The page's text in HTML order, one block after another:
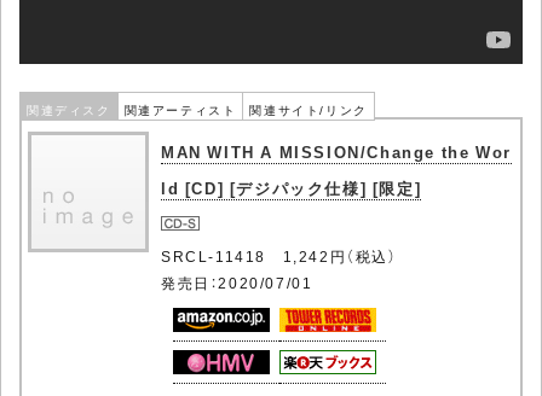
関連ディスク 関連アーティスト 関連サイト/リンク
MAN WITH A MISSION/Change the Wor
ld [CD] [デジパック仕様] [限定]
SRCL-11418 1,242円（税込）
発売日：2020/07/01